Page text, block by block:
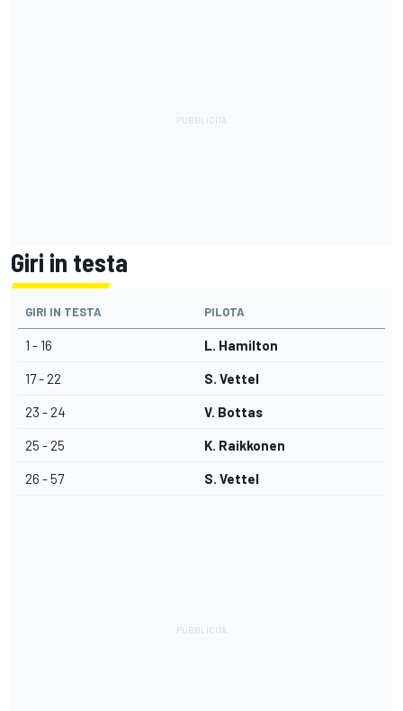
Giri in testa
GIRI IN TESTA PILOTA
1 - 16 L. Hamilton
17 - 22 S. Vettel
23 - 24 V. Bottas
25 - 25 K. Raikkonen
26 - 57 S. Vettel